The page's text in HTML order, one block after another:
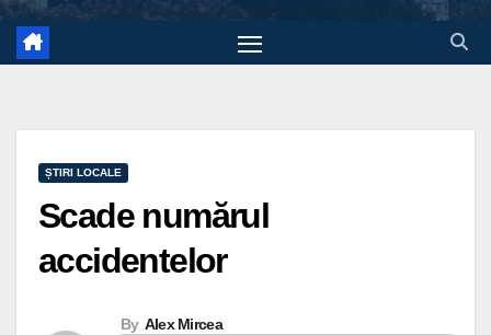
ȘTIRI LOCALE
Scade numărul
accidentelor
By Alex Mircea